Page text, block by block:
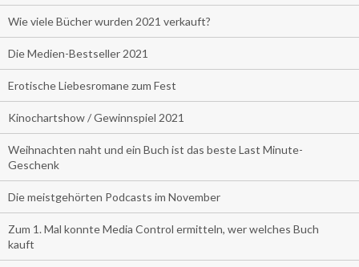
Wie viele Bücher wurden 2021 verkauft?
Die Medien-Bestseller 2021
Erotische Liebesromane zum Fest
Kinochartshow / Gewinnspiel 2021
Weihnachten naht und ein Buch ist das beste Last Minute-
Geschenk
Die meistgehörten Podcasts im November
Zum 1. Mal konnte Media Control ermitteln, wer welches Buch
kauft